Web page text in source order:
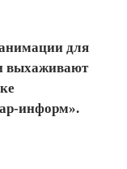
для
выхаживают
информ».